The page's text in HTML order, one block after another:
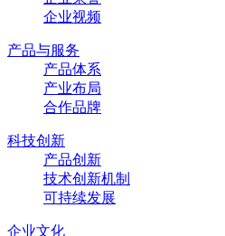
企业视频
产品与服务
产品体系
产业布局
合作品牌
科技创新
产品创新
技术创新机制
可持续发展
企业文化